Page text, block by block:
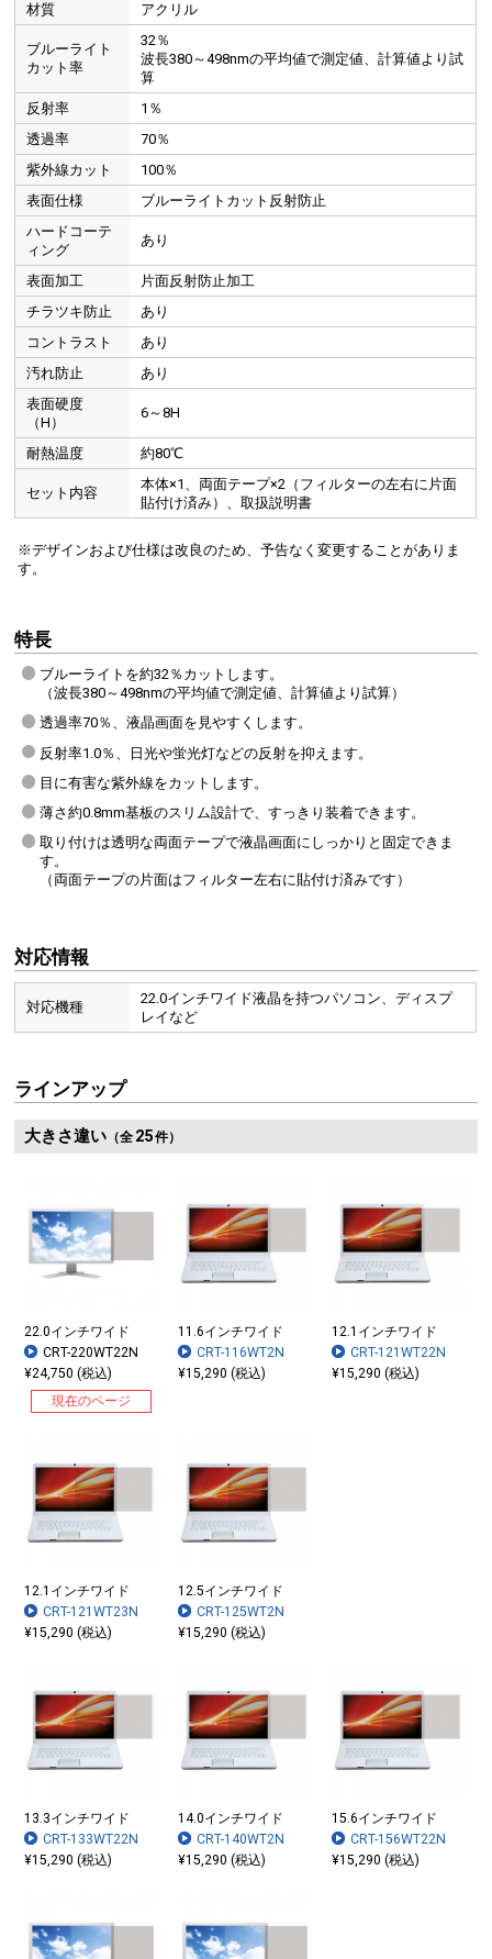
材質
アクリル
ブルーライト
カット率
32％
波長380～498nmの平均値で測定値、計算値より試
算
反射率
1％
透過率
70％
紫外線カット
100％
表面仕様
ブルーライトカット反射防止
ハードコーテ
ィング
あり
表面加工
片面反射防止加工
チラツキ防止
あり
コントラスト
あり
汚れ防止
あり
表面硬度
（H）
6～8H
耐熱温度 約80℃
セット内容
本体×1、両面テープ×2（フィルターの左右に片面
貼付け済み）、取扱説明書
※デザインおよび仕様は改良のため、予告なく変更することがありま
す。
特長
ブルーライトを約32％カットします。
（波長380～498nmの平均値で測定値、計算値より試算）
透過率70％、液晶画面を見やすくします。
反射率1.0％、日光や蛍光灯などの反射を抑えます。
目に有害な紫外線をカットします。
薄さ約0.8mm基板のスリム設計で、すっきり装着できます。
取り付けは透明な両面テープで液晶画面にしっかりと固定できま
す。
（両面テープの片面はフィルター左右に貼付け済みです）
対応情報
対応機種
22.0インチワイド液晶を持つパソコン、ディスプ
レイなど
ラインアップ
大きさ違い（全 25件）
22.0インチワイド
CRT-220WT22N
¥24,750 (税込)
現在のページ
11.6インチワイド
CRT-116WT2N
¥15,290 (税込)
12.1インチワイド
CRT-121WT22N
¥15,290 (税込)
12.1インチワイド
CRT-121WT23N
¥15,290 (税込)
12.5インチワイド
CRT-125WT2N
¥15,290 (税込)
13.3インチワイド
CRT-133WT22N
¥15,290 (税込)
14.0インチワイド
CRT-140WT2N
¥15,290 (税込)
15.6インチワイド
CRT-156WT22N
¥15,290 (税込)